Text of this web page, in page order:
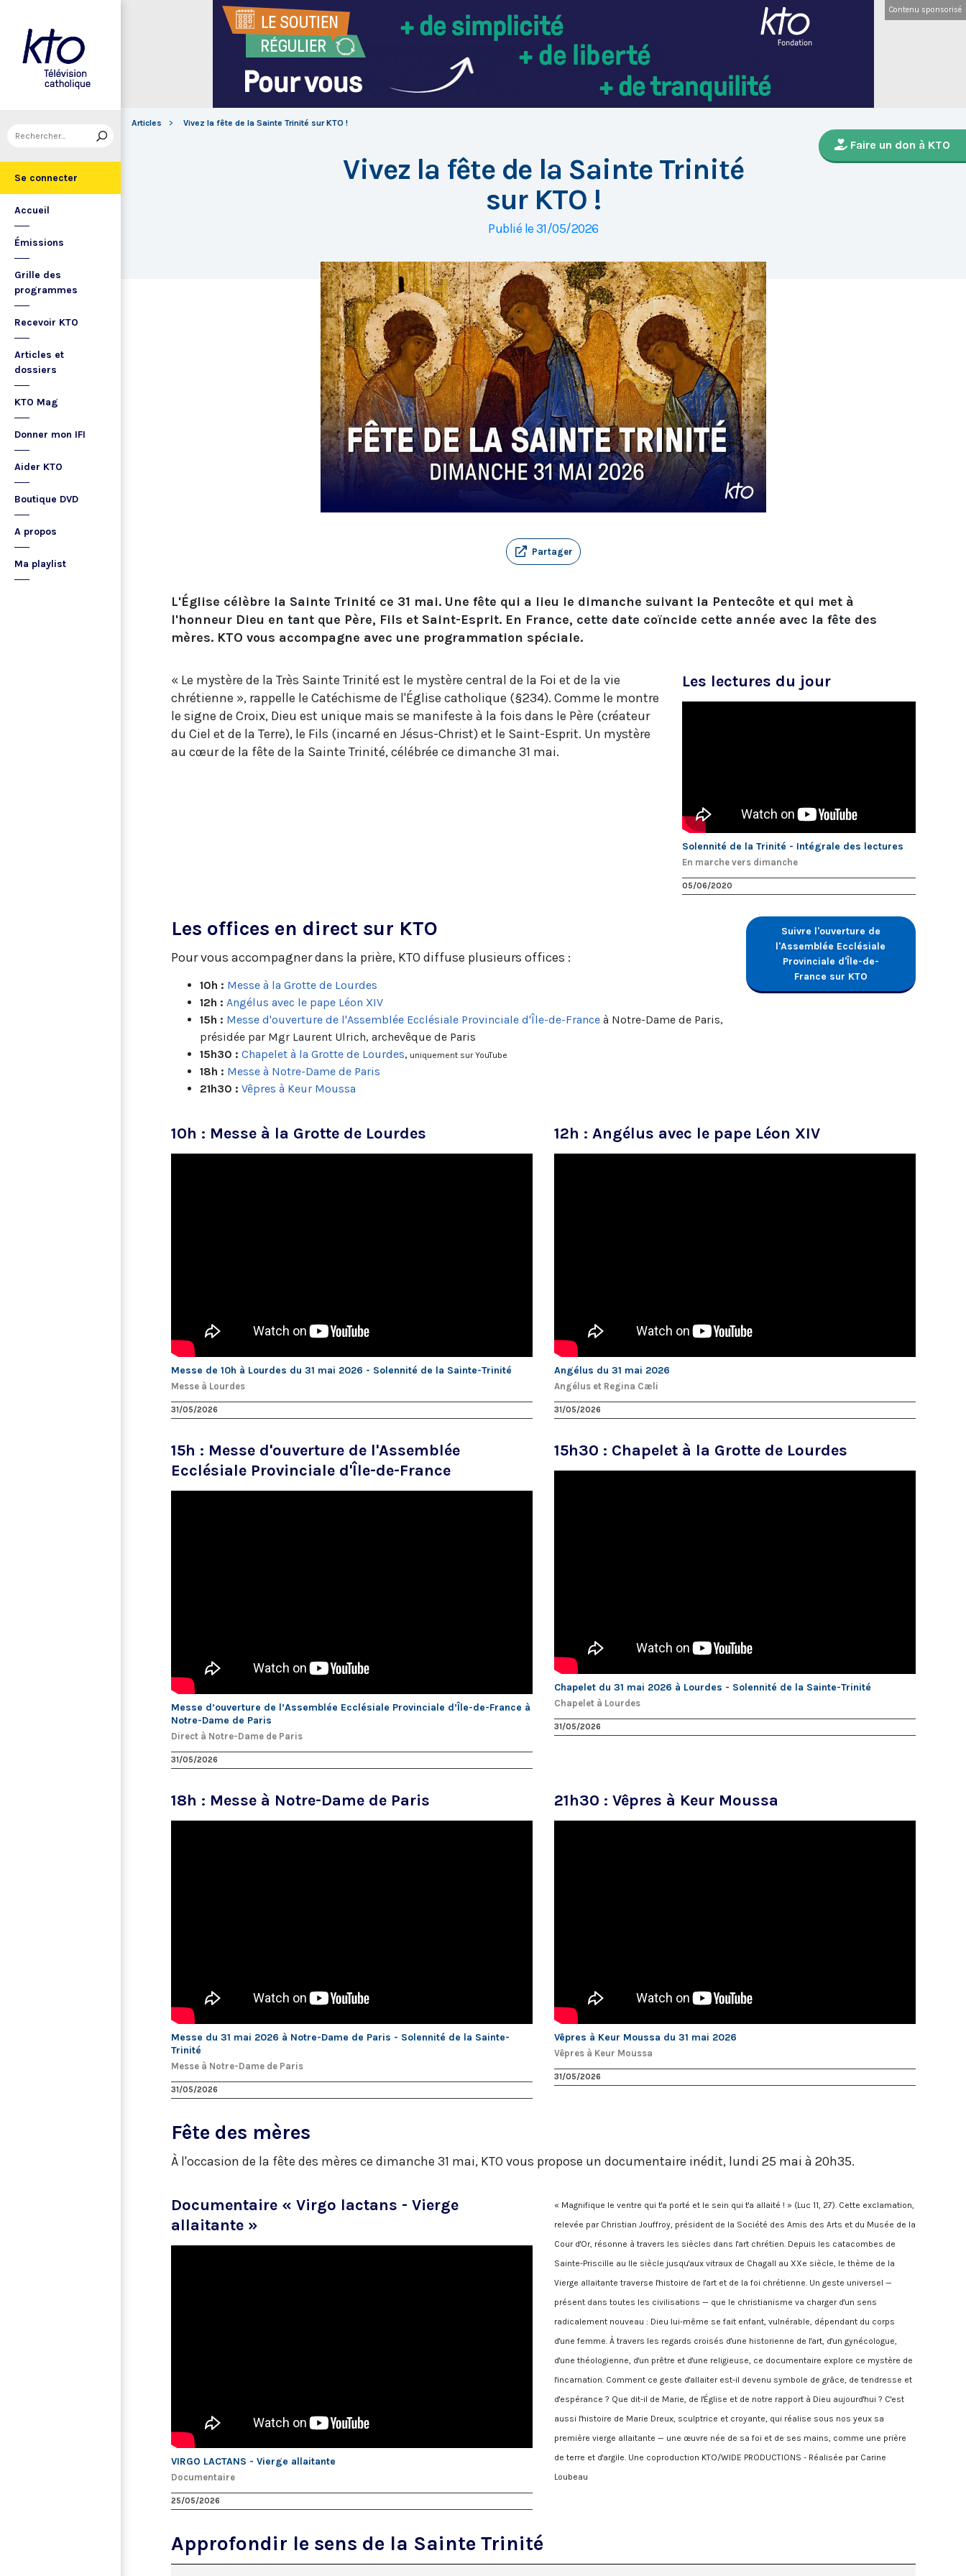
Se connecter
Accueil
Émissions
Grille des
programmes
Recevoir KTO
Articles et
dossiers
KTO Mag
Donner mon IFI
Aider KTO
Boutique DVD
A propos
Ma playlist
Contenu sponsorisé
Articles Vivez la fête de la Sainte Trinité sur KTO !
Faire un don à KTO
Vivez la fête de la Sainte Trinité
sur KTO !
Publié le 31/05/2026
Partager
L'Église célèbre la Sainte Trinité ce 31 mai. Une fête qui a lieu le dimanche suivant la Pentecôte et qui met à
l'honneur Dieu en tant que Père, Fils et Saint-Esprit. En France, cette date coïncide cette année avec la fête des
mères. KTO vous accompagne avec une programmation spéciale.
« Le mystère de la Très Sainte Trinité est le mystère central de la Foi et de la vie
chrétienne », rappelle le Catéchisme de l'Église catholique (§234). Comme le montre
le signe de Croix, Dieu est unique mais se manifeste à la fois dans le Père (créateur
du Ciel et de la Terre), le Fils (incarné en Jésus-Christ) et le Saint-Esprit. Un mystère
au cœur de la fête de la Sainte Trinité, célébrée ce dimanche 31 mai.
Les lectures du jour
Solennité de la Trinité - Intégrale des lectures
En marche vers dimanche
05/06/2020
Les offices en direct sur KTO
Pour vous accompagner dans la prière, KTO diffuse plusieurs offices :
10h : Messe à la Grotte de Lourdes
12h : Angélus avec le pape Léon XIV
15h : Messe d'ouverture de l'Assemblée Ecclésiale Provinciale d'Île-de-France à Notre-Dame de Paris,
présidée par Mgr Laurent Ulrich, archevêque de Paris
15h30 : Chapelet à la Grotte de Lourdes, uniquement sur YouTube
18h : Messe à Notre-Dame de Paris
21h30 : Vêpres à Keur Moussa
Suivre l'ouverture de
l'Assemblée Ecclésiale
Provinciale d'Île-de-
France sur KTO
10h : Messe à la Grotte de Lourdes
Messe de 10h à Lourdes du 31 mai 2026 - Solennité de la Sainte-Trinité
Messe à Lourdes
31/05/2026
12h : Angélus avec le pape Léon XIV
Angélus du 31 mai 2026
Angélus et Regina Cæli
31/05/2026
15h : Messe d'ouverture de l'Assemblée
Ecclésiale Provinciale d'Île-de-France
Messe d’ouverture de l’Assemblée Ecclésiale Provinciale d’Île-de-France à
Notre-Dame de Paris
Direct à Notre-Dame de Paris
31/05/2026
15h30 : Chapelet à la Grotte de Lourdes
Chapelet du 31 mai 2026 à Lourdes - Solennité de la Sainte-Trinité
Chapelet à Lourdes
31/05/2026
18h : Messe à Notre-Dame de Paris
Messe du 31 mai 2026 à Notre-Dame de Paris - Solennité de la Sainte-
Trinité
Messe à Notre-Dame de Paris
31/05/2026
21h30 : Vêpres à Keur Moussa
Vêpres à Keur Moussa du 31 mai 2026
Vêpres à Keur Moussa
31/05/2026
Fête des mères
À l'occasion de la fête des mères ce dimanche 31 mai, KTO vous propose un documentaire inédit, lundi 25 mai à 20h35.
Documentaire « Virgo lactans - Vierge
allaitante »
VIRGO LACTANS - Vierge allaitante
Documentaire
25/05/2026
« Magnifique le ventre qui t'a porté et le sein qui t'a allaité ! » (Luc 11, 27). Cette exclamation,
relevée par Christian Jouffroy, président de la Société des Amis des Arts et du Musée de la
Cour d'Or, résonne à travers les siècles dans l'art chrétien. Depuis les catacombes de
Sainte-Priscille au IIe siècle jusqu'aux vitraux de Chagall au XXe siècle, le thème de la
Vierge allaitante traverse l'histoire de l'art et de la foi chrétienne. Un geste universel —
présent dans toutes les civilisations — que le christianisme va charger d'un sens
radicalement nouveau : Dieu lui-même se fait enfant, vulnérable, dépendant du corps
d'une femme. À travers les regards croisés d'une historienne de l'art, d'un gynécologue,
d'une théologienne, d'un prêtre et d'une religieuse, ce documentaire explore ce mystère de
l'incarnation. Comment ce geste d'allaiter est-il devenu symbole de grâce, de tendresse et
d'espérance ? Que dit-il de Marie, de l'Église et de notre rapport à Dieu aujourd'hui ? C'est
aussi l'histoire de Marie Dreux, sculptrice et croyante, qui réalise sous nos yeux sa
première vierge allaitante — une œuvre née de sa foi et de ses mains, comme une prière
de terre et d'argile. Une coproduction KTO/WIDE PRODUCTIONS - Réalisée par Carine
Loubeau
Approfondir le sens de la Sainte Trinité